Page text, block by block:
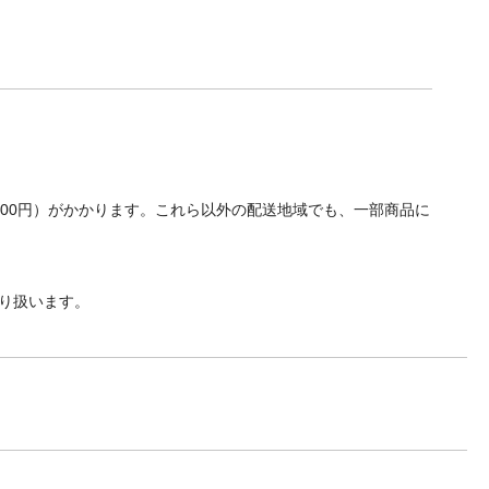
円）がかかります。これら以外の配送地域でも、一部商品に
扱います。